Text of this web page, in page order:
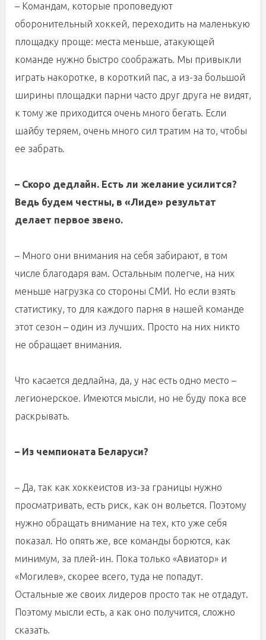
– Командам, которые проповедуют
оборонительный хоккей, переходить на маленькую
площадку проще: места меньше, атакующей
команде нужно быстро соображать. Мы привыкли
играть накоротке, в короткий пас, а из-за большой
ширины площадки парни часто друг друга не видят,
к тому же приходится очень много бегать. Если
шайбу теряем, очень много сил тратим на то, чтобы
ее забрать.
– Скоро дедлайн. Есть ли желание усилится?
Ведь будем честны, в «Лиде» результат
делает первое звено.
– Много они внимания на себя забирают, в том
числе благодаря вам. Остальным полегче, на них
меньше нагрузка со стороны СМИ. Но если взять
статистику, то для каждого парня в нашей команде
этот сезон – один из лучших. Просто на них никто
не обращает внимания.
Что касается дедлайна, да, у нас есть одно место –
легионерское. Имеются мысли, но не буду пока все
раскрывать.
– Из чемпионата Беларуси?
– Да, так как хоккеистов из-за границы нужно
просматривать, есть риск, как он вольется. Поэтому
нужно обращать внимание на тех, кто уже себя
показал. Но опять же, все команды борются, как
минимум, за плей-ин. Пока только «Авиатор» и
«Могилев», скорее всего, туда не попадут.
Остальные же своих лидеров просто так не отдадут.
Поэтому мысли есть, а как оно получится, сложно
сказать.